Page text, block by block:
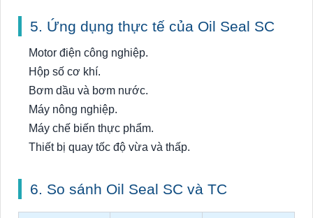
5. Ứng dụng thực tế của Oil Seal SC
Motor điện công nghiệp.
Hộp số cơ khí.
Bơm dầu và bơm nước.
Máy nông nghiệp.
Máy chế biến thực phẩm.
Thiết bị quay tốc độ vừa và thấp.
6. So sánh Oil Seal SC và TC